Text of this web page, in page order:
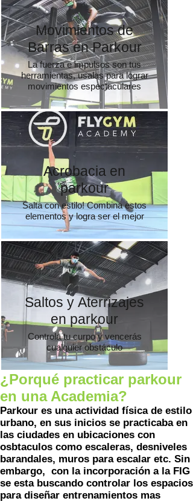
Movimientos de
Barras en Parkour
La fuerza e impulsos son tus
herramientas, usalas para lograr
movimientos espectaculares
Acrobacia en
parkour
Salta con estilo! Combina estos
elementos y logra ser el mejor
Saltos y Aterrizajes
en parkour
Controla tu curpo y vencerás
cualquier obstáculo
¿Porqué practicar parkour
en una Academia?
Parkour es una actividad física de estilo
urbano, en sus inicios se practicaba en
las ciudades en ubicaciones con
osbtaculos como escaleras, desniveles
barandales, muros para escalar etc. Sin
embargo, con la incorporación a la FIG
se esta buscando controlar los espacios
para diseñar entrenamientos mas